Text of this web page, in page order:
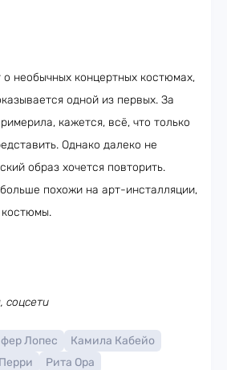
о необычных концертных костюмах,
одной из первых. За
кажется, всё, что только
Однако далеко не
образ хочется повторить.
похожи на арт-инсталляции,
соцсети
Лопес
Камила Кабейо
Рита Ора